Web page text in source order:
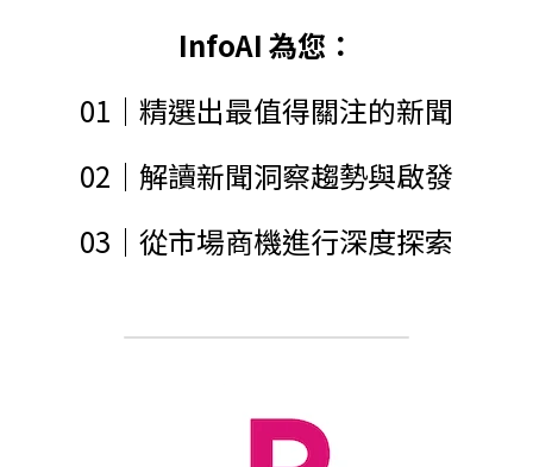
InfoAI 為您：
01｜精選出最值得關注的新聞
02｜解讀新聞洞察趨勢與啟發
03｜從市場商機進行深度探索